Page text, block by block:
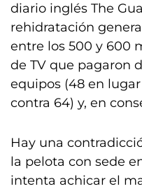
diario inglés The
rehidratación
entre los 500 y 600
de TV que pagaron
equipos (48 en
contra 64) y, en
Hay una
la pelota con sede
intenta achicar el